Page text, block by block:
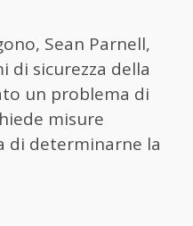
Sean Parnell,
di sicurezza della
un problema di
misure
di determinarne la